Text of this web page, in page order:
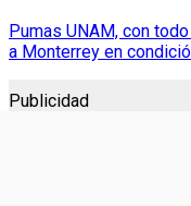
Pumas UNAM, con
a Monterrey en
Publicidad